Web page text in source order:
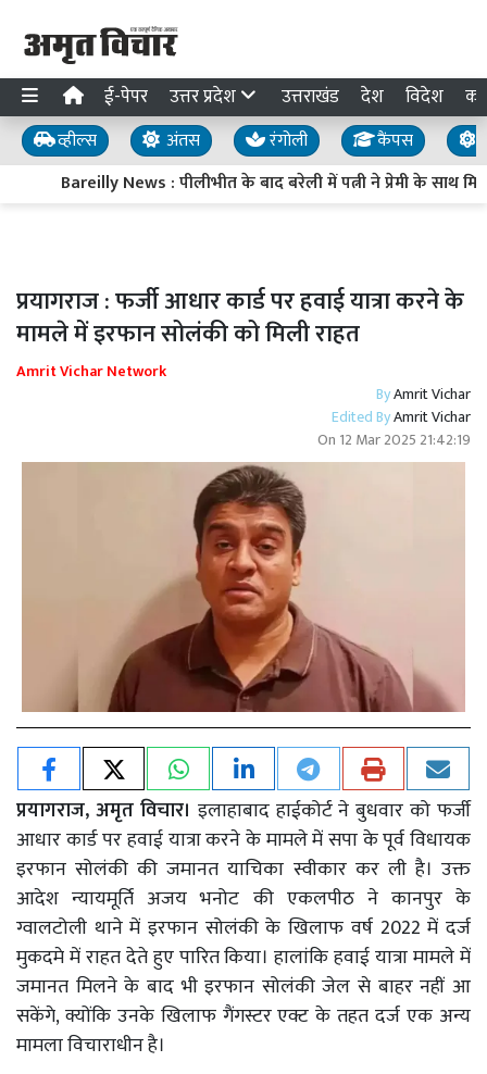
ई-पेपर उत्तर प्रदेश उत्तराखंड देश विदेश
व्हील्स अंतस रंगोली कैंपस
Bareilly News : पीलीभीत के बाद बरेली में पत्नी ने प्रेमी के साथ
प्रयागराज : फर्जी आधार कार्ड पर हवाई यात्रा करने के
मामले में इरफान सोलंकी को मिली राहत
Amrit Vichar Network
ByAmrit Vichar
Edited ByAmrit Vichar
On 12 Mar 2025 21:42:19
प्रयागराज, अमृत विचार। इलाहाबाद हाईकोर्ट ने बुधवार को फर्जी
आधार कार्ड पर हवाई यात्रा करने के मामले में सपा के पूर्व विधायक
इरफान सोलंकी की जमानत याचिका स्वीकार कर ली है। उक्त
आदेश न्यायमूर्ति अजय भनोट की एकलपीठ ने कानपुर के
ग्वालटोली थाने में इरफान सोलंकी के खिलाफ वर्ष 2022 में दर्ज
मुकदमे में राहत देते हुए पारित किया। हालांकि हवाई यात्रा मामले में
जमानत मिलने के बाद भी इरफान सोलंकी जेल से बाहर नहीं आ
सकेंगे, क्योंकि उनके खिलाफ गैंगस्टर एक्ट के तहत दर्ज एक अन्य
मामला विचाराधीन है।